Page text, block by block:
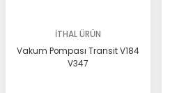
İTHAL ÜRÜN
Vakum Pompası Transit V184
V347